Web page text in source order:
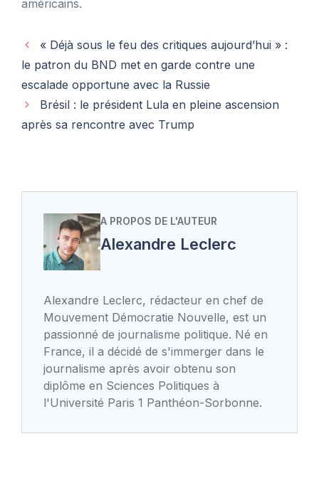
américains.
« Déjà sous le feu des critiques aujourd’hui » :
le patron du BND met en garde contre une
escalade opportune avec la Russie
Brésil : le président Lula en pleine ascension
après sa rencontre avec Trump
A PROPOS DE L'AUTEUR
Alexandre Leclerc
Alexandre Leclerc, rédacteur en chef de
Mouvement Démocratie Nouvelle, est un
passionné de journalisme politique. Né en
France, il a décidé de s'immerger dans le
journalisme après avoir obtenu son
diplôme en Sciences Politiques à
l'Université Paris 1 Panthéon-Sorbonne.